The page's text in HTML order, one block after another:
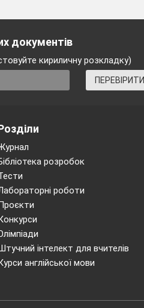
документів
кириличну розкладку)
ПЕРЕВІРИТИ
розробок
роботи
інтелект для вчителів
англійської мови